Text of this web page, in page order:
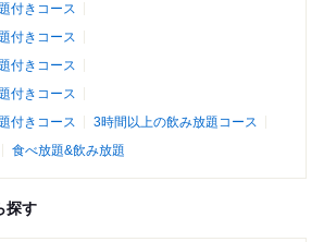
付きコース
付きコース
付きコース
付きコース
付きコース
3時間以上の飲み放題コース
食べ放題&飲み放題
探す